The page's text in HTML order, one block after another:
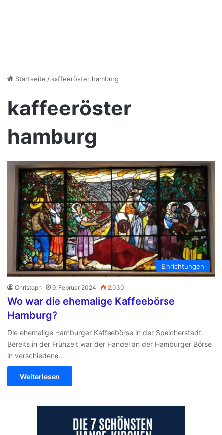
Startseite / kaffeeröster hamburg
kaffeeröster
hamburg
Einrichtungen
Christoph 9. Februar 2024 2.030
Wo war die ehemalige Kaffeebörse
Hamburg?
Die ehemalige Hamburger Kaffeebörse in der Speicherstadt.
Bereits in der Frühzeit war der Handel an der Hamburger Börse
in verschiedene…
Weiterlesen